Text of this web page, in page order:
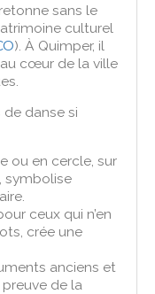
sans le
culturel
). À Quimper, il
au cœur de la ville
de danse si
ou en cercle, sur
symbolise
ceux qui n’en
crée une
anciens et
de la